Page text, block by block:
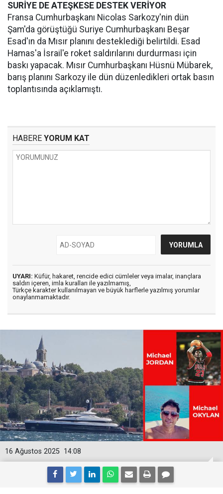
SURİYE DE ATEŞKESE DESTEK VERİYOR
Fransa Cumhurbaşkanı Nicolas Sarkozy'nin dün
Şam'da görüştüğü Suriye Cumhurbaşkanı Beşar
Esad'ın da Mısır planını desteklediği belirtildi. Esad
Hamas'a İsrail'e roket saldırılarını durdurması için
baskı yapacak. Mısır Cumhurbaşkanı Hüsnü Mübarek,
barış planını Sarkozy ile dün düzenledikleri ortak basın
toplantısında açıklamıştı.
HABERE YORUM KAT
UYARI: Küfür, hakaret, rencide edici cümleler veya imalar, inançlara
saldırı içeren, imla kuralları ile yazılmamış,
Türkçe karakter kullanılmayan ve büyük harflerle yazılmış yorumlar
onaylanmamaktadır.
14:08
16 Ağustos 2025